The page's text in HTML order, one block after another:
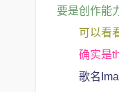
要是创作能
可以看
确实是
歌名